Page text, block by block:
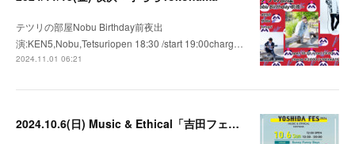
テツリの部屋Nobu Birthday前夜出
演:KEN5,Nobu,Tetsuriopen 18:30 /start 19:00charg…
2024.11.01 06:21
2024.10.6(日) Music & Ethical「吉田フェス Vol.3」in Hayama